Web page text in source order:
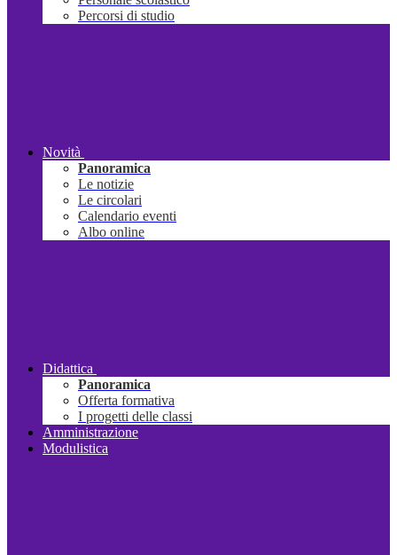
Percorsi di studio
Novità
Panoramica
Le notizie
Le circolari
Calendario eventi
Albo online
Didattica
Panoramica
Offerta formativa
I progetti delle classi
Amministrazione
Modulistica